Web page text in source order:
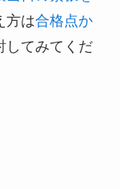
方は合格点か
してみてくだ